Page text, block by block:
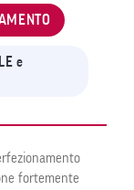
e
fortemente